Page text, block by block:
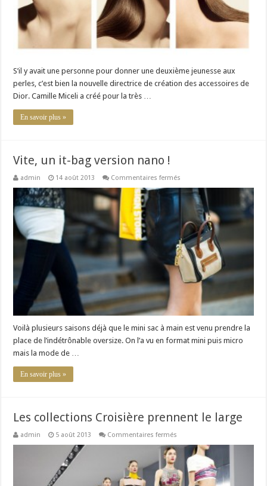
luxe
S’il y avait une personne pour donner une deuxième jeunesse aux
perles, c’est bien la nouvelle directrice de création des accessoires de
Dior. Camille Miceli a créé pour la très …
En savoir plus »
Vite, un it-bag version nano !
admin 14 août 2013 Commentaires fermés
version
nano
Voilà plusieurs saisons déjà que le mini sac à main est venu prendre la
place de l’indétrônable oversize. On l’a vu en format mini puis micro
mais la mode de …
En savoir plus »
Les collections Croisière prennent le large
admin 5 août 2013 Commentaires fermés
collections
Croisière
prennent
le
large